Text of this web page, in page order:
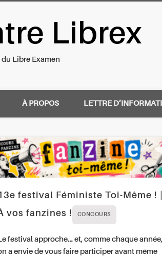
Examen
Librex
Libre Examen
À PROPOS LETTRE
festival Féministe Toi-Même !
vos fanzines !
CONCOURS
festival approche… et, comme chaque année,
a envie de vous faire participer avant même